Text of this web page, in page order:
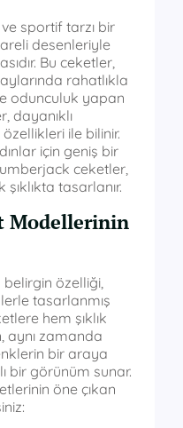
sportif tarzı bir
desenleriyle
Bu ceketler,
rahatlıkla
odunculuk yapan
dayanıklı
ile bilinir.
için geniş bir
ceketler,
tasarlanır.
Modellerinin
özelliği,
tasarlanmış
hem şıklık
aynı zamanda
bir araya
bir görünüm sunar.
öne çıkan